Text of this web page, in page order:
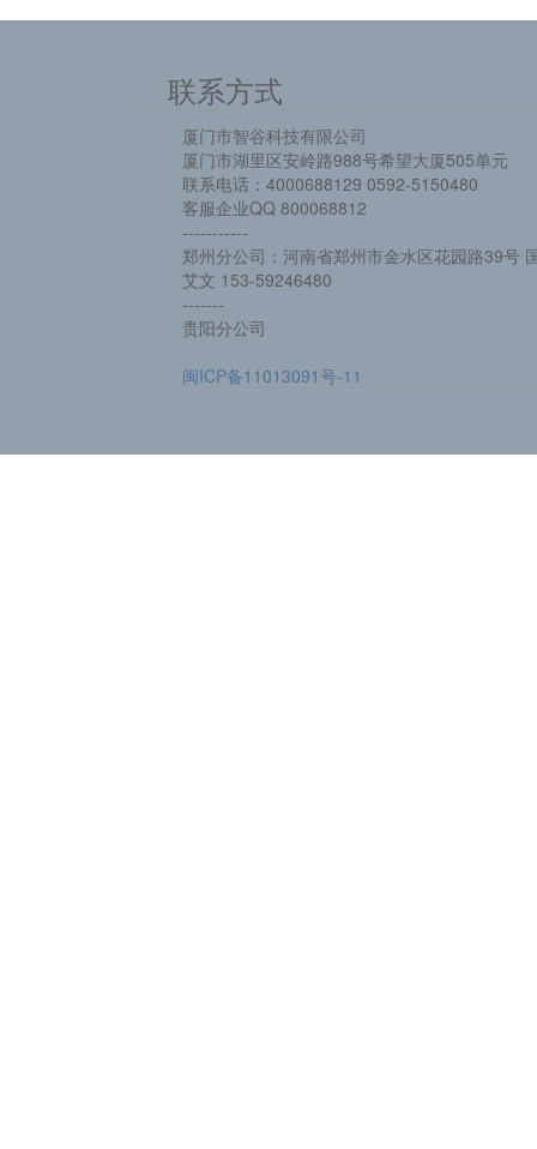
联系方式
厦门市智谷科技有限公司
厦门市湖里区安岭路988号希望大厦505单元
联系电话：4000688129 0592-5150480
客服企业QQ 800068812
-----------
郑州分公司：河南省郑州市金水区花园路39号
艾文 153-59246480
-------
贵阳分公司
闽ICP备11013091号-11